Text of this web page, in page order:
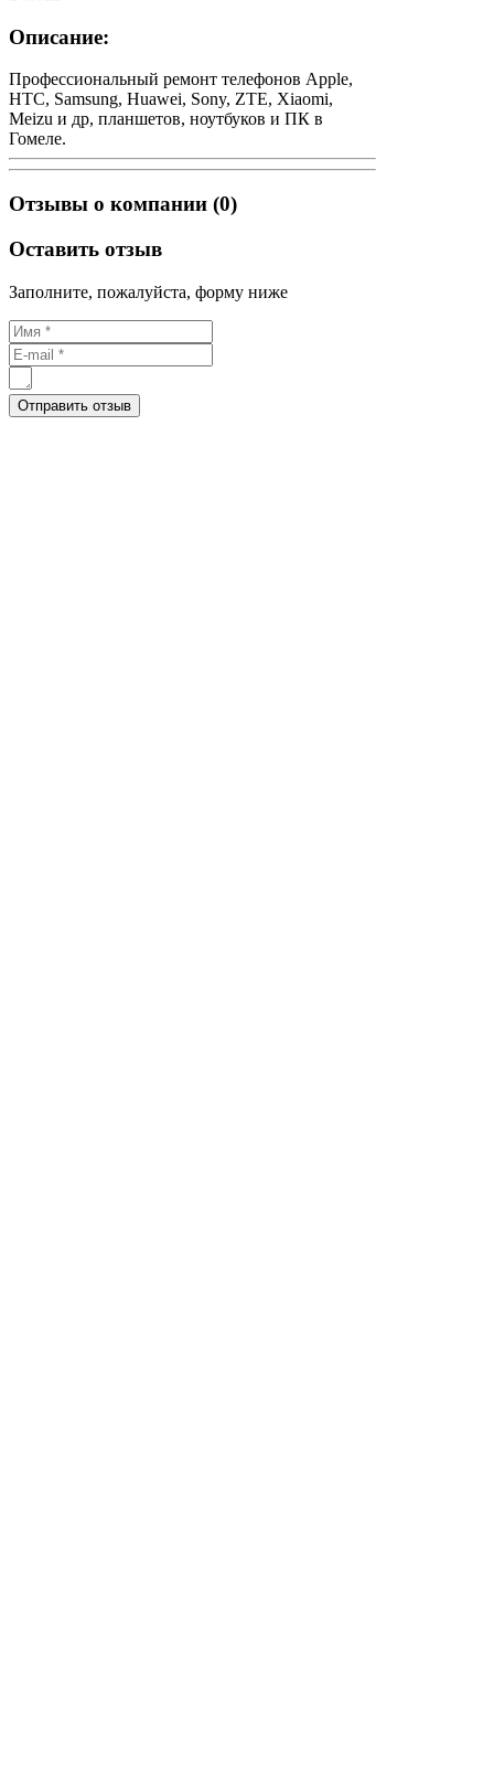
Описание:
Профессиональный ремонт телефонов Apple,
HTC, Samsung, Huawei, Sony, ZTE, Xiaomi,
Meizu и др, планшетов, ноутбуков и ПК в
Гомеле.
Отзывы о компании (0)
Оставить отзыв
Заполните, пожалуйста, форму ниже